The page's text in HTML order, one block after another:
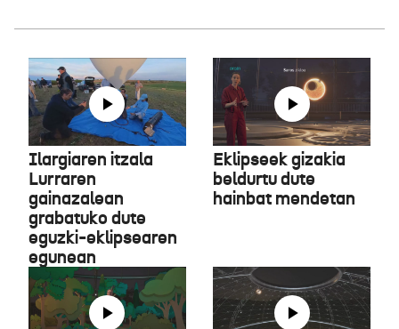
Ilargiaren itzala
Lurraren
gainazalean
grabatuko dute
eguzki-eklipsearen
egunean
Eklipseek gizakia
beldurtu dute
hainbat mendetan